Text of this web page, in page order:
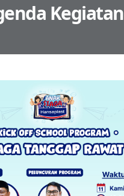
Kegiatan